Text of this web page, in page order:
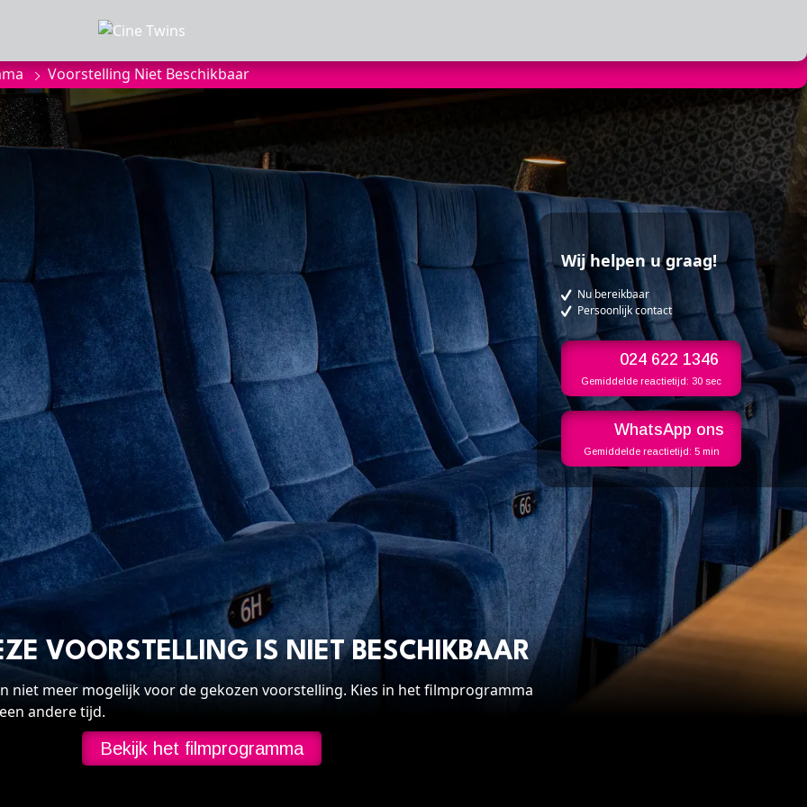
Voorstelling Niet Beschikbaar
VOORSTELLING IS NIET BESCHIKBAAR
niet meer mogelijk voor de gekozen voorstelling. Kies in het filmprogramma
andere tijd.
Bekijk het filmprogramma
Wij helpen u graag!
Nu bereikbaar
Persoonlijk contact
024 622 1346
Gemiddelde reactietijd: 30 sec
WhatsApp ons
Gemiddelde reactietijd: 5 min